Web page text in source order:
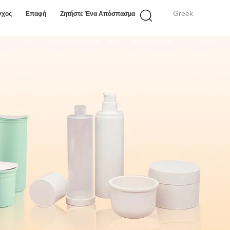
Greek
Επαφή Ζητήστε Ένα Απόσπασμα